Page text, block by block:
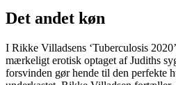
Det andet køn
I Rikke Villadsens ‘Tuberculosis
mærkeligt erotisk optaget af Judiths
forsvinden gør hende til den perfekte